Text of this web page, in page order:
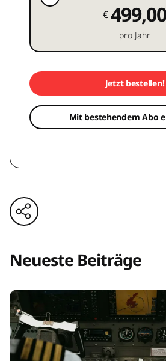
€
pro Jahr
Jetzt bestellen!
Mit bestehendem Abo
Neueste Beiträge